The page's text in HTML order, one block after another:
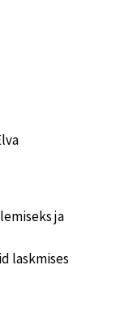
ja
laskmises